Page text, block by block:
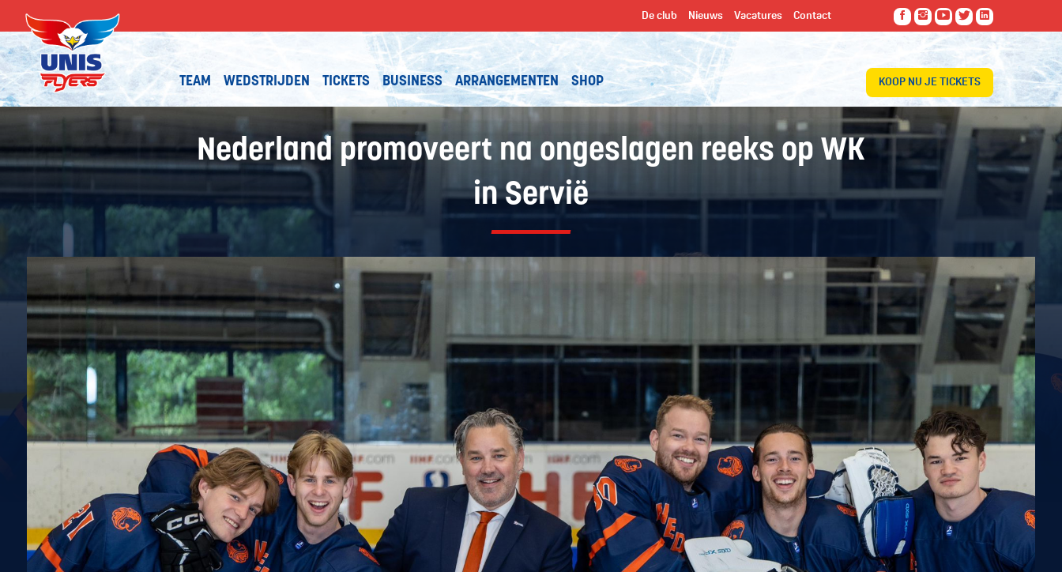
De club Nieuws Vacatures Contact
TEAM WEDSTRIJDEN TICKETS BUSINESS ARRANGEMENTEN SHOP KOOP NU JE TICKETS
Nederland promoveert na ongeslagen reeks op WK
in Servië